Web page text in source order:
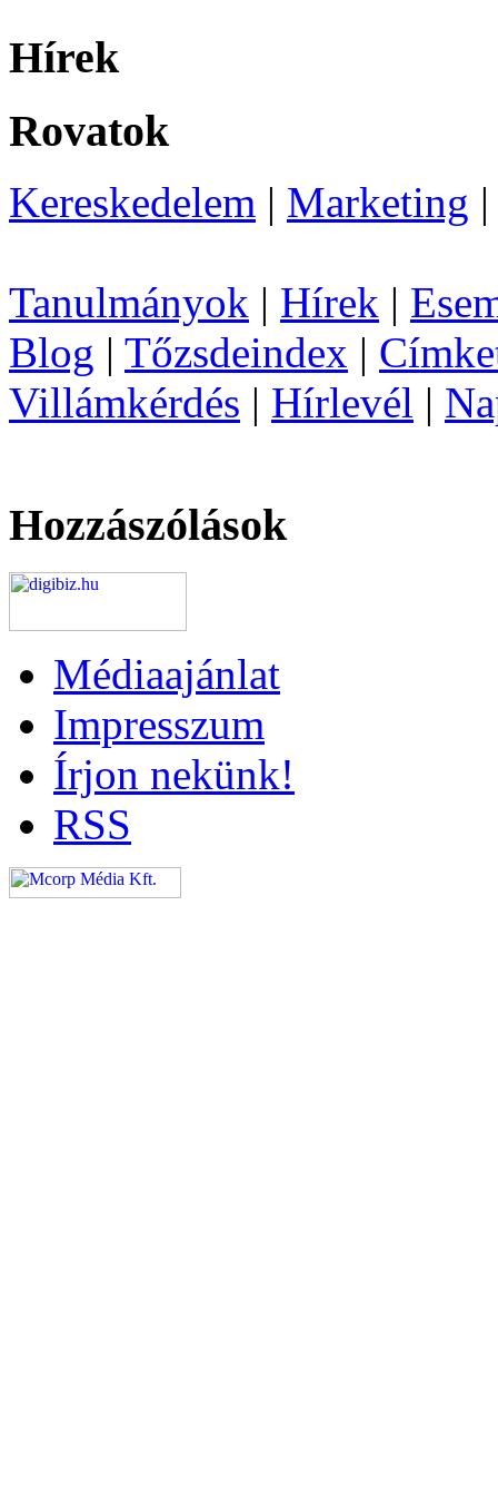
Hírek
Rovatok
Kereskedelem | Marketing
Tanulmányok | Hírek |
Blog | Tőzsdeindex |
Villámkérdés | Hírlevél |
Hozzászólások
Médiaajánlat
Impresszum
Írjon nekünk!
RSS